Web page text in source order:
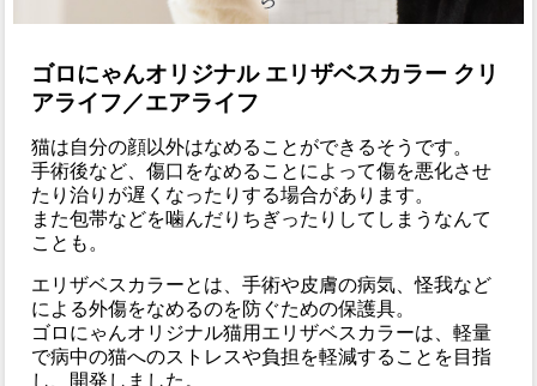
ゴロにゃんオリジナル エリザベスカラー クリ
アライフ／エアライフ
猫は自分の顔以外はなめることができるそうです。
手術後など、傷口をなめることによって傷を悪化させ
たり治りが遅くなったりする場合があります。
また包帯などを噛んだりちぎったりしてしまうなんて
ことも。
エリザベスカラーとは、手術や皮膚の病気、怪我など
による外傷をなめるのを防ぐための保護具。
ゴロにゃんオリジナル猫用エリザベスカラーは、軽量
で病中の猫へのストレスや負担を軽減することを目指
し、開発しました。